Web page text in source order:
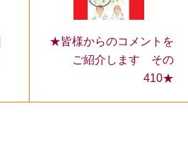
★皆様からのコメントを
ご紹介します その
410★